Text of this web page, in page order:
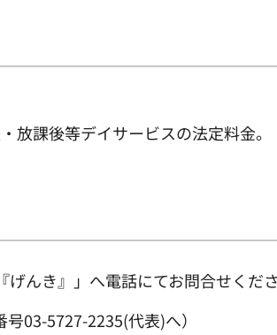
放課後等デイサービスの法定料金。
んき』」へ電話にてお問合せくだ
03-5727-2235(代表)へ）